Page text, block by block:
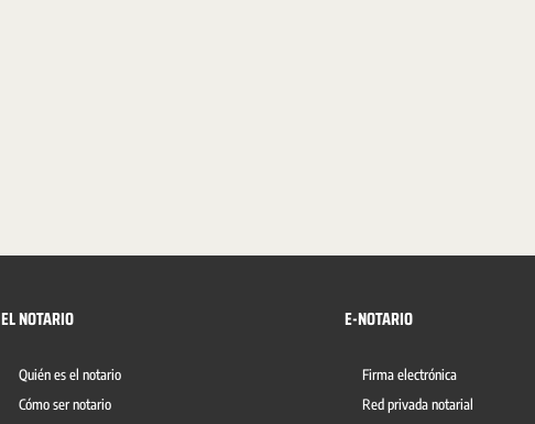
EL NOTARIO
Quién es el notario
Cómo ser notario
E-NOTARIO
Firma electrónica
Red privada notarial